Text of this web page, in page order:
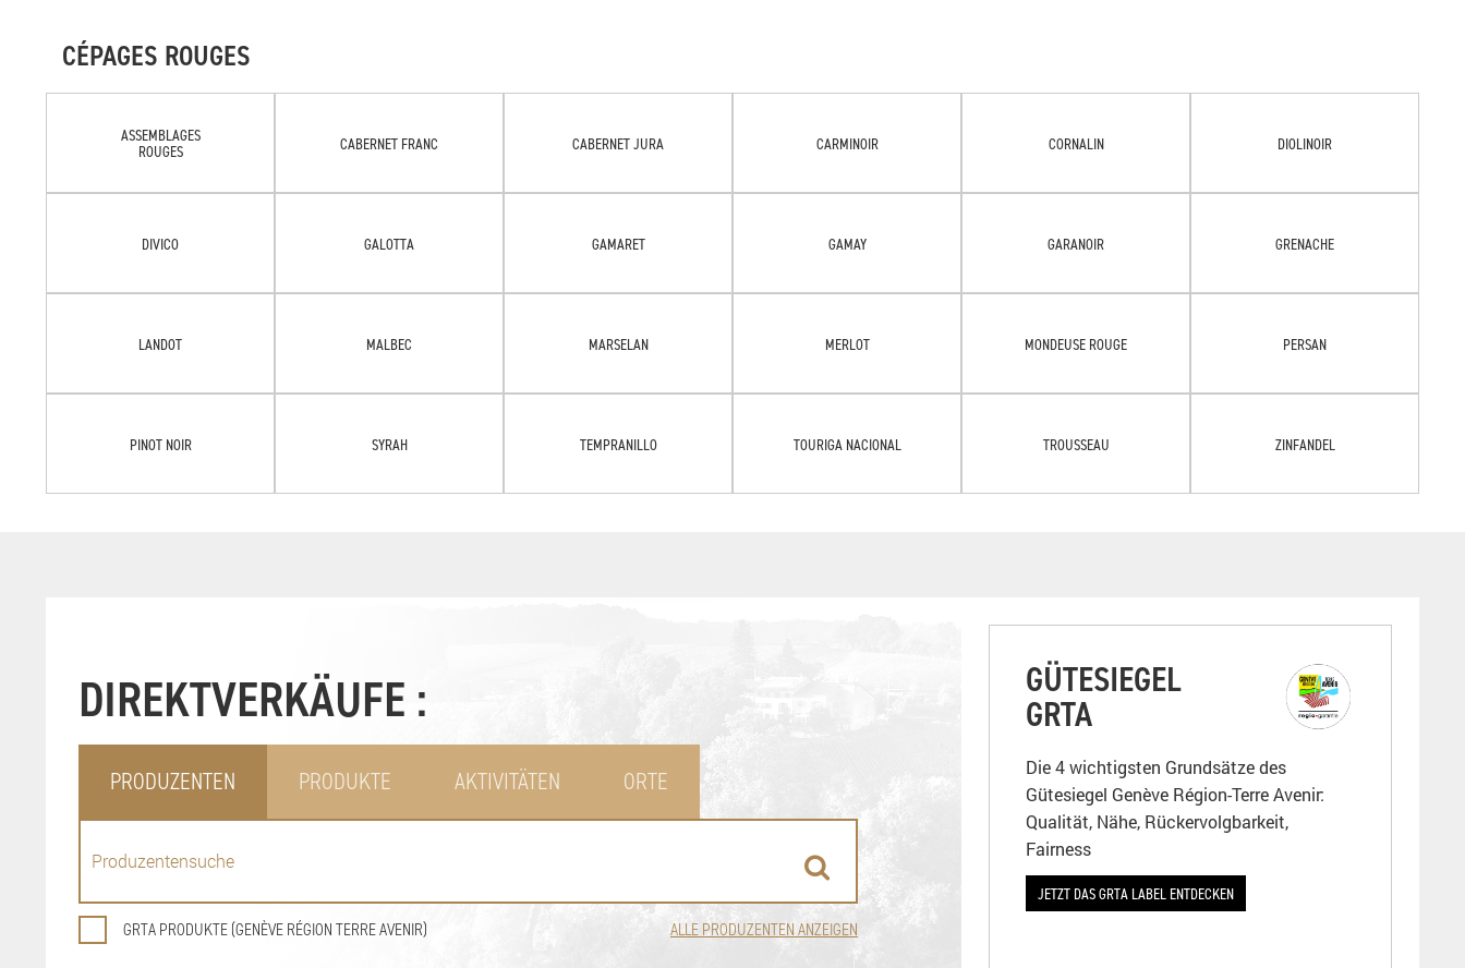
CÉPAGES ROUGES
ASSEMBLAGES
ROUGES
CABERNET FRANC CABERNET JURA CARMINOIR CORNALIN DIOLINOIR
DIVICO GALOTTA GAMARET GAMAY GARANOIR GRENACHE
LANDOT MALBEC MARSELAN MERLOT MONDEUSE ROUGE PERSAN
PINOT NOIR SYRAH TEMPRANILLO TOURIGA NACIONAL TROUSSEAU ZINFANDEL
DIREKTVERKÄUFE :
PRODUZENTEN PRODUKTE AKTIVITÄTEN ORTE
GRTA PRODUKTE (GENÈVE RÉGION TERRE AVENIR) ALLE PRODUZENTEN ANZEIGEN
GÜTESIEGEL
GRTA
Die 4 wichtigsten Grundsätze des
Gütesiegel Genève Région-Terre Avenir:
Qualität, Nähe, Rückervolgbarkeit,
Fairness
JETZT DAS GRTA LABEL ENTDECKEN